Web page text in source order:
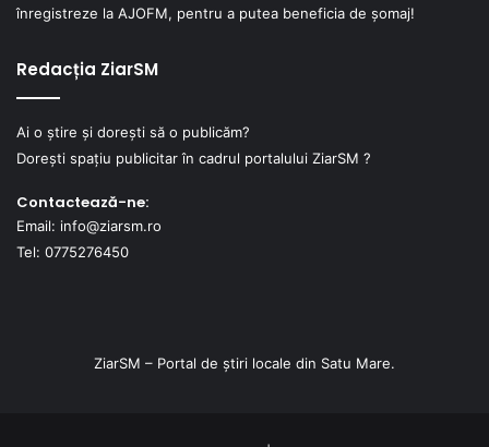
înregistreze la AJOFM, pentru a putea beneficia de șomaj!
Redacția ZiarSM
Ai o știre și dorești să o publicăm?
Dorești spațiu publicitar în cadrul portalului ZiarSM ?
Contactează-ne:
Email: info@ziarsm.ro
Tel: 0775276450
ZiarSM – Portal de știri locale din Satu Mare.